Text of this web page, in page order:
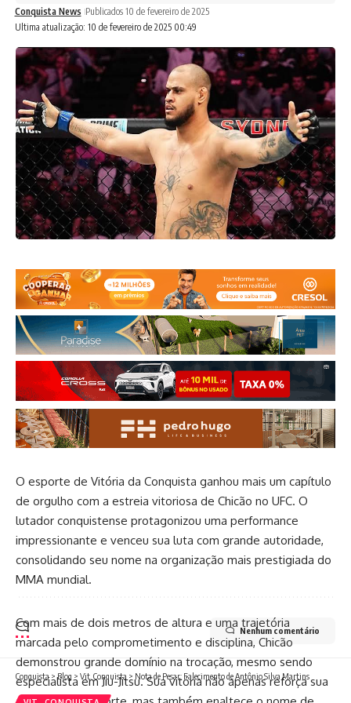
Ultima atualização: 10 de fevereiro de 2025 00:49
Conquista News Publicados 10 de fevereiro de 2025
O esporte de Vitória da Conquista ganhou mais um capítulo
de orgulho com a estreia vitoriosa de Chicão no UFC. O
lutador conquistense protagonizou uma performance
impressionante e venceu sua luta com grande autoridade,
consolidando seu nome na organização mais prestigiada do
MMA mundial.
Com mais de dois metros de altura e uma trajetória
marcada pelo comprometimento e disciplina, Chicão
demonstrou grande domínio na trocação, mesmo sendo
especialista em Jiu-Jitsu. Sua vitória não apenas reforça sua
Nenhum comentário
Conquista >Blog > Vit. Conquista > Nota de Pesar: Falecimento de Antônio Silva Martins